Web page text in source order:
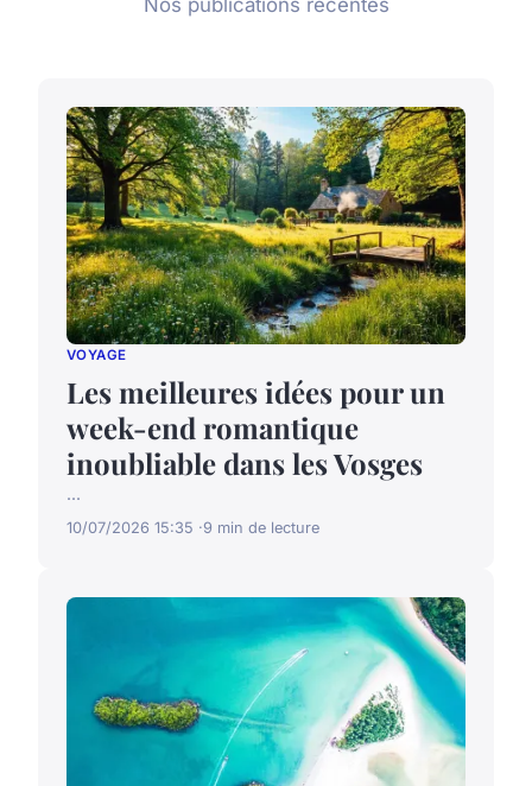
VOYAGE
Les meilleures idées pour un
week-end romantique
inoubliable dans les Vosges
...
10/07/2026 15:35 9 min de lecture